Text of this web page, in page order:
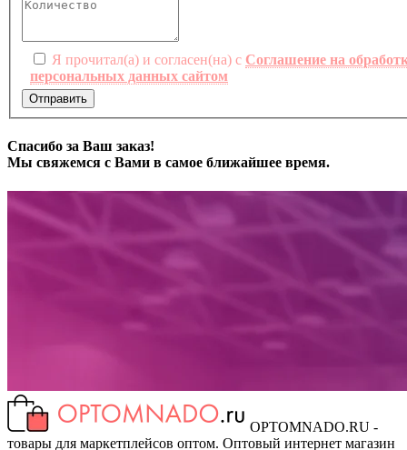
Я прочитал(а) и согласен(на) с Соглашение на
персональных данных сайтом
Отправить
Спасибо за Ваш заказ!
Мы свяжемся с Вами в самое ближайшее время.
OPTOMNADO.RU -
товары для маркетплейсов оптом. Оптовый интернет магазин